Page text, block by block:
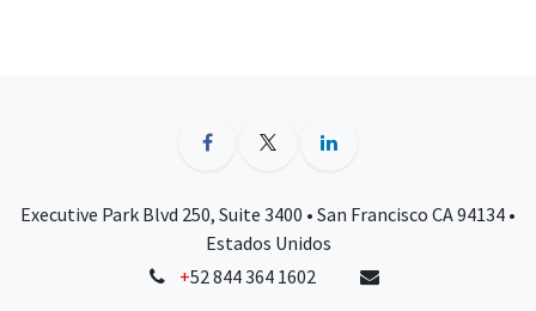
Executive Park Blvd 250, Suite 3400 • San Francisco CA 94134 •
Estados Unidos
+52 844 364 1602